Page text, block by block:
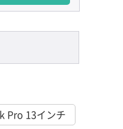
Pro 13インチ